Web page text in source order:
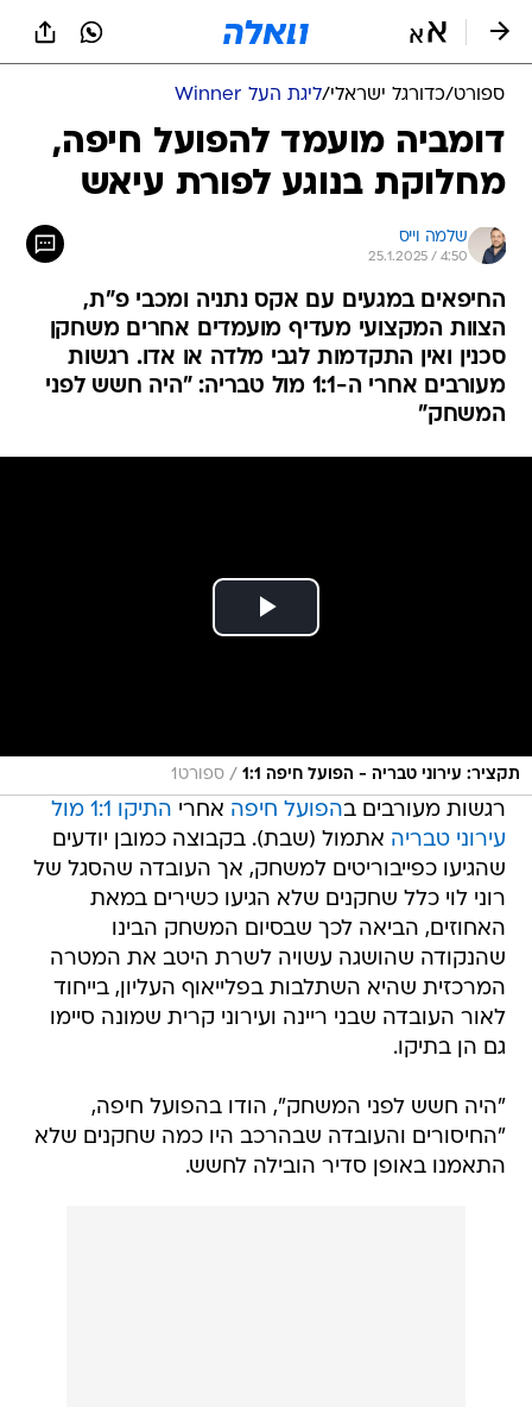
ספורט/כדורגל ישראלי/ליגת העל Winner
דומביה מועמד להפועל חיפה,
מחלוקת בנוגע לפורת עיאש
שלמה וייס
25.1.2025 / 4:50
החיפאים במגעים עם אקס נתניה ומכבי פ"ת,
הצוות המקצועי מעדיף מועמדים אחרים משחקן
סכנין ואין התקדמות לגבי מלדה או אדו. רגשות
מעורבים אחרי ה-1:1 מול טבריה: "היה חשש לפני
המשחק"
תקציר: עירוני טבריה - הפועל חיפה 1:1 / ספורט1
רגשות מעורבים בהפועל חיפה אחרי
התיקו 1:1 מול
עירוני טבריה אתמול (שבת). בקבוצה כמובן יודעים
שהגיעו כפייבוריטים למשחק, אך העובדה שהסגל של
רוני לוי כלל שחקנים שלא הגיעו כשירים במאת
האחוזים, הביאה לכך שבסיום המשחק הבינו
שהנקודה שהושגה עשויה לשרת היטב את המטרה
המרכזית שהיא השתלבות בפלייאוף העליון, בייחוד
לאור העובדה שבני ריינה ועירוני קרית שמונה סיימו
גם הן בתיקו.
"היה חשש לפני המשחק", הודו בהפועל חיפה,
"החיסורים והעובדה שבהרכב היו כמה שחקנים שלא
התאמנו באופן סדיר הובילה לחשש.